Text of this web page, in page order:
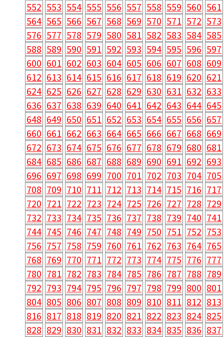
552 553 554 555 556 557 558 559 560 561
564 565 566 567 568 569 570 571 572 573
576 577 578 579 580 581 582 583 584 585
588 589 590 591 592 593 594 595 596 597
600 601 602 603 604 605 606 607 608 609
612 613 614 615 616 617 618 619 620 621
624 625 626 627 628 629 630 631 632 633
636 637 638 639 640 641 642 643 644 645
648 649 650 651 652 653 654 655 656 657
660 661 662 663 664 665 666 667 668 669
672 673 674 675 676 677 678 679 680 681
684 685 686 687 688 689 690 691 692 693
696 697 698 699 700 701 702 703 704 705
708 709 710 711 712 713 714 715 716 717
720 721 722 723 724 725 726 727 728 729
732 733 734 735 736 737 738 739 740 741
744 745 746 747 748 749 750 751 752 753
756 757 758 759 760 761 762 763 764 765
768 769 770 771 772 773 774 775 776 777
780 781 782 783 784 785 786 787 788 789
792 793 794 795 796 797 798 799 800 801
804 805 806 807 808 809 810 811 812 813
816 817 818 819 820 821 822 823 824 825
828 829 830 831 832 833 834 835 836 837